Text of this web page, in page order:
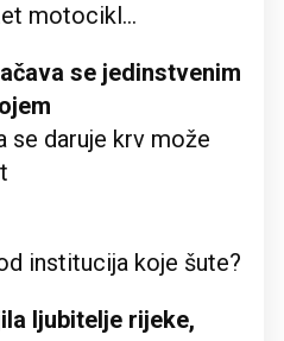
motocikl...
se jedinstvenim
se daruje krv može
institucija koje šute?
ljubitelje rijeke,